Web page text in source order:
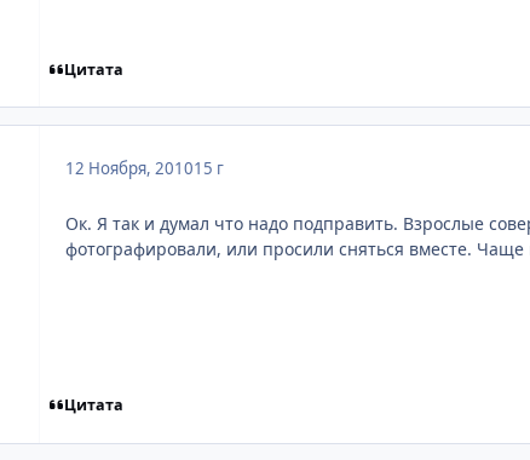
Цитата
12 Ноября, 201015 г
Ок. Я так и думал что надо подправить. Взрослые
фотографировали, или просили сняться вместе.
Цитата